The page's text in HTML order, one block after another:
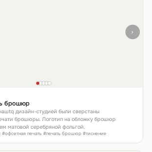
›
брошюр
дизайн-студией были сверстаны
брошюры. Логотип на обложку брошюр
матовой серебряной фольгой.
#офсетная печать #печать брошюр #тиснение